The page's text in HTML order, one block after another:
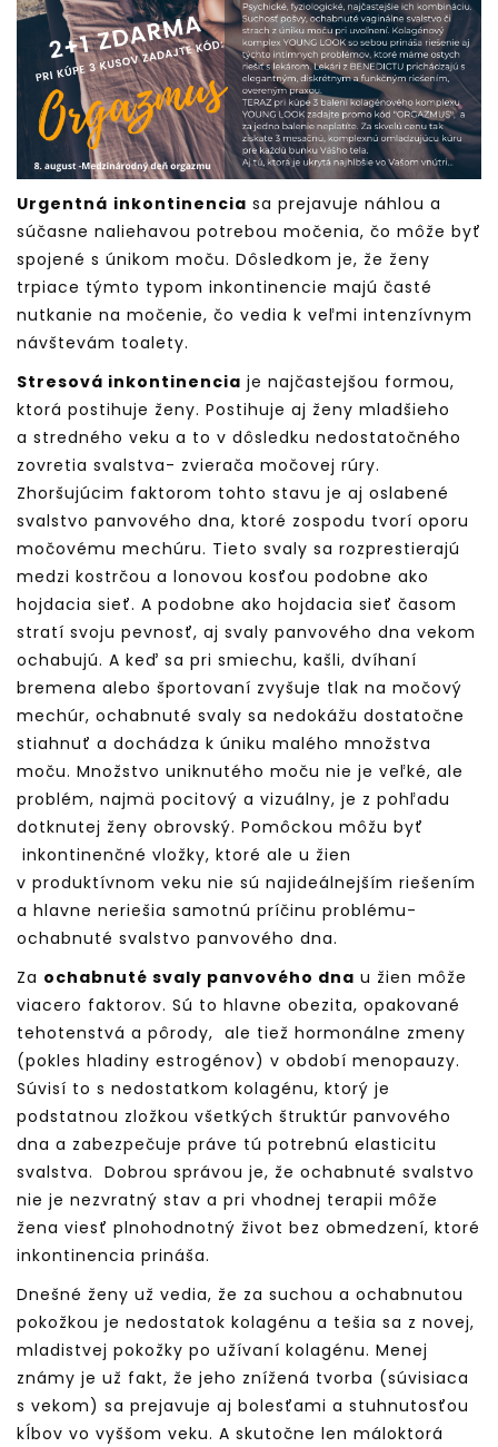
Urgentná inkontinencia sa prejavuje náhlou a
súčasne naliehavou potrebou močenia, čo môže byť
spojené s únikom moču. Dôsledkom je, že ženy
trpiace týmto typom inkontinencie majú časté
nutkanie na močenie, čo vedia k veľmi intenzívnym
návštevám toalety.
Stresová inkontinencia je najčastejšou formou,
ktorá postihuje ženy. Postihuje aj ženy mladšieho
a stredného veku a to v dôsledku nedostatočného
zovretia svalstva- zvierača močovej rúry.
Zhoršujúcim faktorom tohto stavu je aj oslabené
svalstvo panvového dna, ktoré zospodu tvorí oporu
močovému mechúru. Tieto svaly sa rozprestierajú
medzi kostrčou a lonovou kosťou podobne ako
hojdacia sieť. A podobne ako hojdacia sieť časom
stratí svoju pevnosť, aj svaly panvového dna vekom
ochabujú. A keď sa pri smiechu, kašli, dvíhaní
bremena alebo športovaní zvyšuje tlak na močový
mechúr, ochabnuté svaly sa nedokážu dostatočne
stiahnuť a dochádza k úniku malého množstva
moču. Množstvo uniknutého moču nie je veľké, ale
problém, najmä pocitový a vizuálny, je z pohľadu
dotknutej ženy obrovský. Pomôckou môžu byť
inkontinenčné vložky, ktoré ale u žien
v produktívnom veku nie sú najideálnejším riešením
a hlavne neriešia samotnú príčinu problému-
ochabnuté svalstvo panvového dna.
Za ochabnuté svaly panvového dna u žien môže
viacero faktorov. Sú to hlavne obezita, opakované
tehotenstvá a pôrody, ale tiež hormonálne zmeny
(pokles hladiny estrogénov) v období menopauzy.
Súvisí to s nedostatkom kolagénu, ktorý je
podstatnou zložkou všetkých štruktúr panvového
dna a zabezpečuje práve tú potrebnú elasticitu
svalstva. Dobrou správou je, že ochabnuté svalstvo
nie je nezvratný stav a pri vhodnej terapii môže
žena viesť plnohodnotný život bez obmedzení, ktoré
inkontinencia prináša.
Dnešné ženy už vedia, že za suchou a ochabnutou
pokožkou je nedostatok kolagénu a tešia sa z novej,
mladistvej pokožky po užívaní kolagénu. Menej
známy je už fakt, že jeho znížená tvorba (súvisiaca
s vekom) sa prejavuje aj bolesťami a stuhnutosťou
kĺbov vo vyššom veku. A skutočne len máloktorá